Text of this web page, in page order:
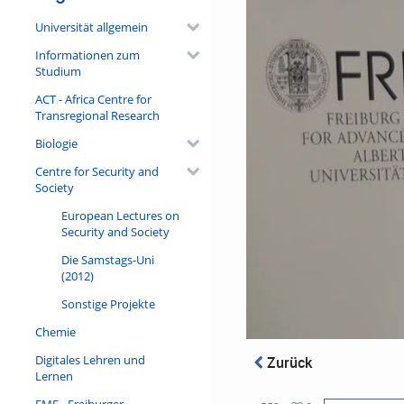
Universität allgemein
Informationen zum
Studium
ACT - Africa Centre for
Transregional Research
Biologie
Centre for Security and
Society
European Lectures on
Security and Society
Die Samstags-Uni
(2012)
Sonstige Projekte
Chemie
Digitales Lehren und
Lernen
Zurück